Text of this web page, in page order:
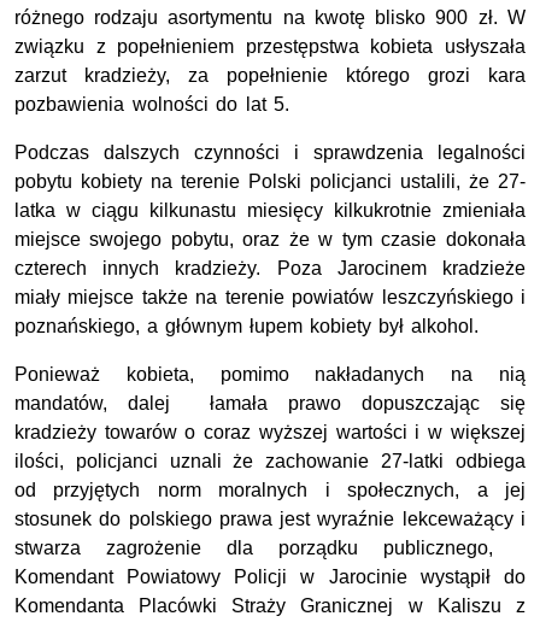
różnego rodzaju asortymentu na kwotę blisko 900 zł. W
związku z popełnieniem przestępstwa kobieta usłyszała
zarzut kradzieży, za popełnienie którego grozi kara
pozbawienia wolności do lat 5.
Podczas dalszych czynności i sprawdzenia legalności
pobytu kobiety na terenie Polski policjanci ustalili, że 27-
latka w ciągu kilkunastu miesięcy kilkukrotnie zmieniała
miejsce swojego pobytu, oraz że w tym czasie dokonała
czterech innych kradzieży. Poza Jarocinem kradzieże
miały miejsce także na terenie powiatów leszczyńskiego i
poznańskiego, a głównym łupem kobiety był alkohol.
Ponieważ kobieta, pomimo nakładanych na nią
mandatów, dalej łamała prawo dopuszczając się
kradzieży towarów o coraz wyższej wartości i w większej
ilości, policjanci uznali że zachowanie 27-latki odbiega
od przyjętych norm moralnych i społecznych, a jej
stosunek do polskiego prawa jest wyraźnie lekceważący i
stwarza zagrożenie dla porządku publicznego,
Komendant Powiatowy Policji w Jarocinie wystąpił do
Komendanta Placówki Straży Granicznej w Kaliszu z